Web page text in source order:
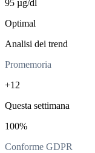
95 µg/dl
Optimal
Analisi dei trend
Promemoria
+12
Questa settimana
100%
Conforme GDPR